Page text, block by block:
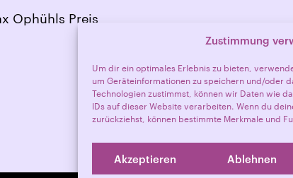
Zustimmung
Um dir ein optimales Erlebnis zu bieten,
um Geräteinformationen zu speichern und/oder
Technologien zustimmst, können wir Daten wie
IDs auf dieser Website verarbeiten. Wenn du
zurückziehst, können bestimmte Merkmale und
Akzeptieren Ablehnen
Ophühls Preis